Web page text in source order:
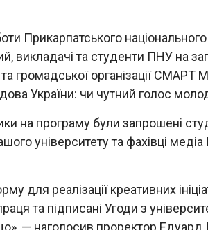
Прикарпатського національного
викладачі та студенти ПНУ на
та громадської організації СМАРТ
України: чи чутний голос
на програму були запрошені
університету та фахівці медіа
для реалізації креативних
та підписані Угоди з
— наголосив проректор Едуард